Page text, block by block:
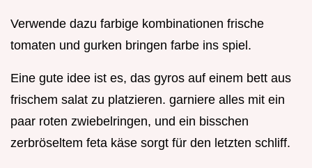
Verwende dazu farbige kombinationen frische
tomaten und gurken bringen farbe ins spiel.
Eine gute idee ist es, das gyros auf einem bett aus
frischem salat zu platzieren. garniere alles mit ein
paar roten zwiebelringen, und ein bisschen
zerbröseltem feta käse sorgt für den letzten schliff.